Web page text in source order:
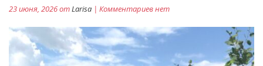
23 июня, 2026 отLarisa | Комментариев нет